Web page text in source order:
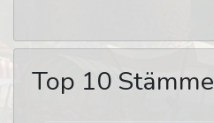
Top 10 Stämme